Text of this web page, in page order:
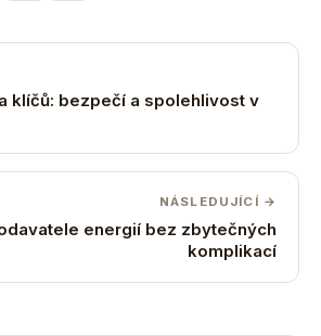
klíčů: bezpečí a spolehlivost v
NÁSLEDUJÍCÍ →
energií bez zbytečných
komplikací